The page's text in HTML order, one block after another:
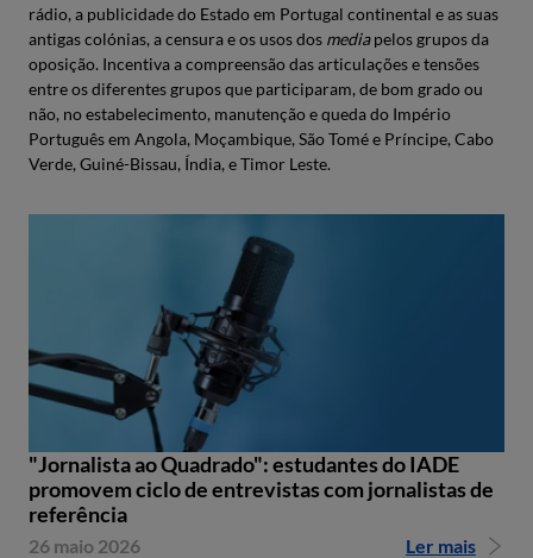
rádio, a publicidade do Estado em Portugal continental e as suas
antigas colónias, a censura e os usos dos mediapelos grupos da
oposição. Incentiva a compreensão das articulações e tensões
entre os diferentes grupos que participaram, de bom grado ou
não, no estabelecimento, manutenção e queda do Império
Português em Angola, Moçambique, São Tomé e Príncipe, Cabo
Verde, Guiné-Bissau, Índia, e Timor Leste.
"Jornalista ao Quadrado": estudantes do IADE
promovem ciclo de entrevistas com jornalistas de
referência
26 maio 2026 Ler mais